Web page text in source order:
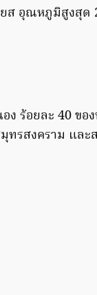
อุณหภูมิสูงสุด
ร้อยละ 40 ขอ
รสงคราม และ